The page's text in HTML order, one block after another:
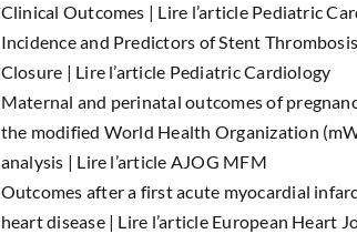
Clinical Outcomes | Lire l’article Pediatric
Incidence and Predictors of Stent
Closure | Lire l’article Pediatric Cardiology
Maternal and perinatal outcomes of
the modified World Health Organization
analysis | Lire l’article AJOG MFM
Outcomes after a first acute myocardial
heart disease | Lire l’article European Heart